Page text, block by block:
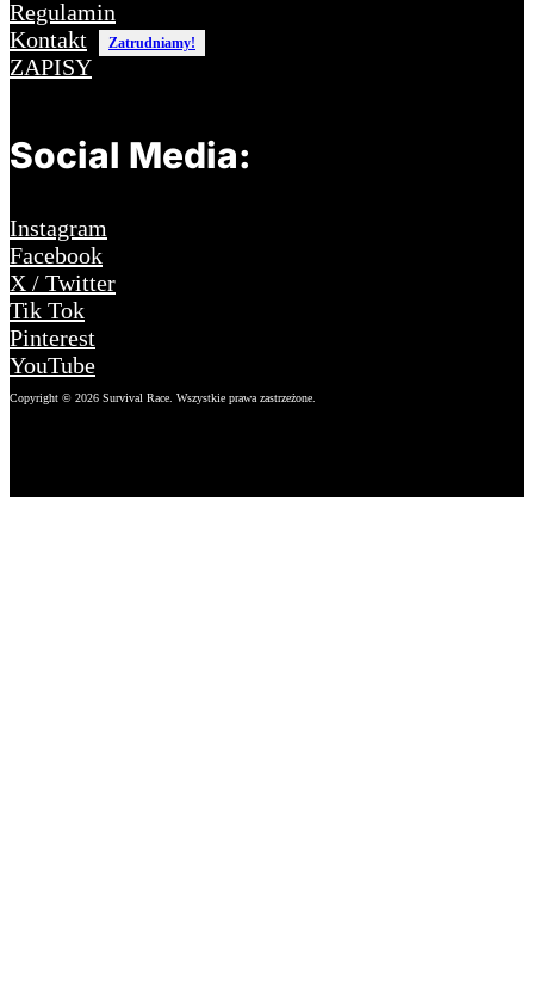
Regulamin
Kontakt
Zatrudniamy!
ZAPISY
Social Media:
Instagram
Facebook
X / Twitter
Tik Tok
Pinterest
YouTube
Copyright © 2026 Survival Race. Wszystkie prawa zastrzeżone.